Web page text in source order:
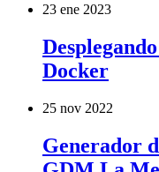
23 ene 2023
Docker
25 nov 2022
Generador